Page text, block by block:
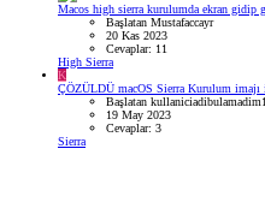
Macos high sierra kurulumda ekran gidip
Başlatan Mustafaccayr
20 Kas 2023
Cevaplar: 11
High Sierra
K
ÇÖZÜLDÜ macOS Sierra Kurulum
Başlatan
19 May 2023
Cevaplar: 3
Sierra